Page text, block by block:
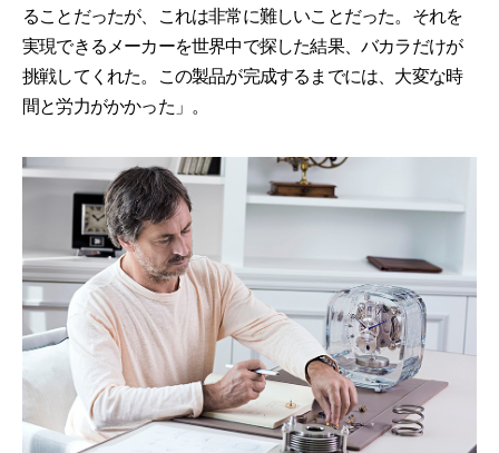
ることだったが、これは非常に難しいことだった。それを
実現できるメーカーを世界中で探した結果、バカラだけが
挑戦してくれた。この製品が完成するまでには、大変な時
間と労力がかかった」。